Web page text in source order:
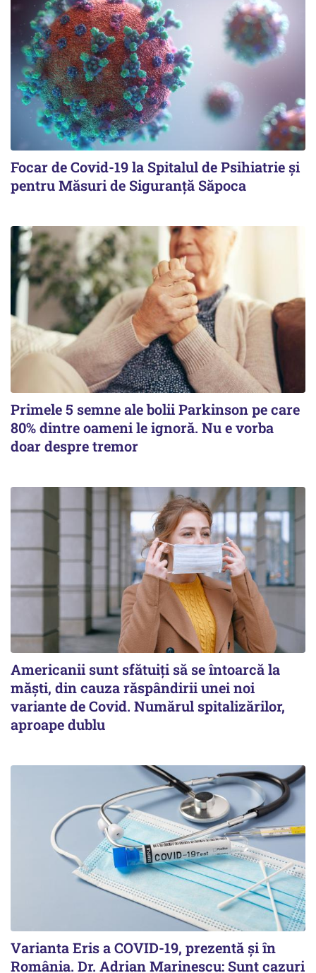
Focar de Covid-19 la Spitalul de Psihiatrie şi
pentru Măsuri de Siguranţă Săpoca
Primele 5 semne ale bolii Parkinson pe care
80% dintre oameni le ignoră. Nu e vorba
doar despre tremor
Americanii sunt sfătuiți să se întoarcă la
măști, din cauza răspândirii unei noi
variante de Covid. Numărul spitalizărilor,
aproape dublu
Varianta Eris a COVID-19, prezentă și în
România. Dr. Adrian Marinescu: Sunt cazuri